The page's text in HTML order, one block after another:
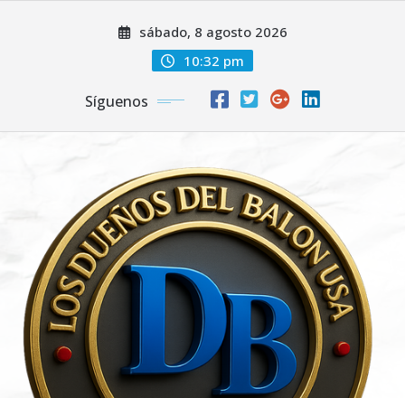
sábado, 8 agosto 2026
10:32 pm
Síguenos